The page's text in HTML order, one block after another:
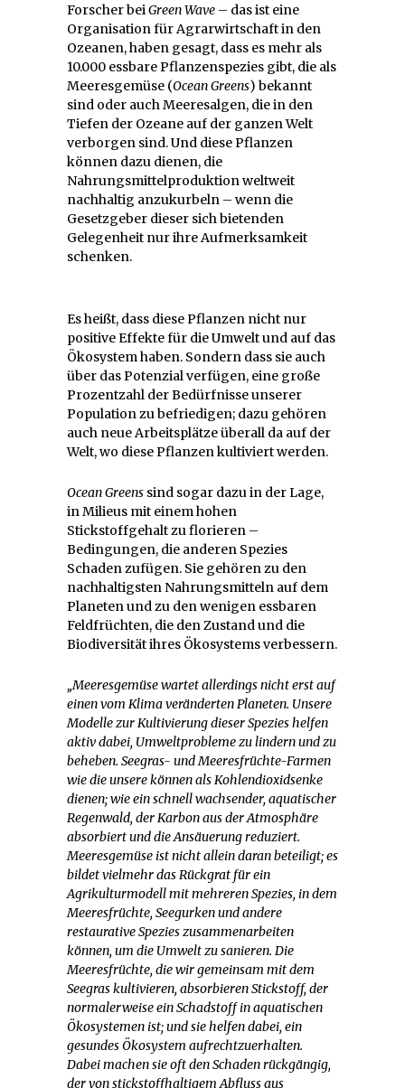
Forscher beiGreen Wave – das ist eine
Organisation für Agrarwirtschaft in den
Ozeanen, haben gesagt, dass es mehr als
10.000 essbare Pflanzenspezies gibt, die als
Meeresgemüse (Ocean Greens) bekannt
sind oder auch Meeresalgen, die in den
Tiefen der Ozeane auf der ganzen Welt
verborgen sind. Und diese Pflanzen
können dazu dienen, die
Nahrungsmittelproduktion weltweit
nachhaltig anzukurbeln – wenn die
Gesetzgeber dieser sich bietenden
Gelegenheit nur ihre Aufmerksamkeit
schenken.
Es heißt, dass diese Pflanzen nicht nur
positive Effekte für die Umwelt und auf das
Ökosystem haben. Sondern dass sie auch
über das Potenzial verfügen, eine große
Prozentzahl der Bedürfnisse unserer
Population zu befriedigen; dazu gehören
auch neue Arbeitsplätze überall da auf der
Welt, wo diese Pflanzen kultiviert werden.
Ocean Greens sind sogar dazu in der Lage,
in Milieus mit einem hohen
Stickstoffgehalt zu florieren –
Bedingungen, die anderen Spezies
Schaden zufügen. Sie gehören zu den
nachhaltigsten Nahrungsmitteln auf dem
Planeten und zu den wenigen essbaren
Feldfrüchten, die den Zustand und die
Biodiversität ihres Ökosystems verbessern.
„Meeresgemüse wartet allerdings nicht erst auf
einen vom Klima veränderten Planeten. Unsere
Modelle zur Kultivierung dieser Spezies helfen
aktiv dabei, Umweltprobleme zu lindern und zu
beheben. Seegras- und Meeresfrüchte-Farmen
wie die unsere können als Kohlendioxidsenke
dienen; wie ein schnell wachsender, aquatischer
Regenwald, der Karbon aus der Atmosphäre
absorbiert und die Ansäuerung reduziert.
Meeresgemüse ist nicht allein daran beteiligt; es
bildet vielmehr das Rückgrat für ein
Agrikulturmodell mit mehreren Spezies, in dem
Meeresfrüchte, Seegurken und andere
restaurative Spezies zusammenarbeiten
können, um die Umwelt zu sanieren. Die
Meeresfrüchte, die wir gemeinsam mit dem
Seegras kultivieren, absorbieren Stickstoff, der
normalerweise ein Schadstoff in aquatischen
Ökosystemen ist; und sie helfen dabei, ein
gesundes Ökosystem aufrechtzuerhalten.
Dabei machen sie oft den Schaden rückgängig,
der von stickstoffhaltigem Abfluss aus